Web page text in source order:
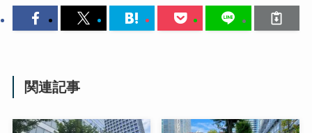
関連記事